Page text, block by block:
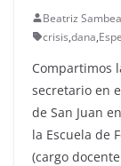
Beatriz
crisis,dana,
Compartimos
secretario en
de San Juan
la Escuela de
(cargo